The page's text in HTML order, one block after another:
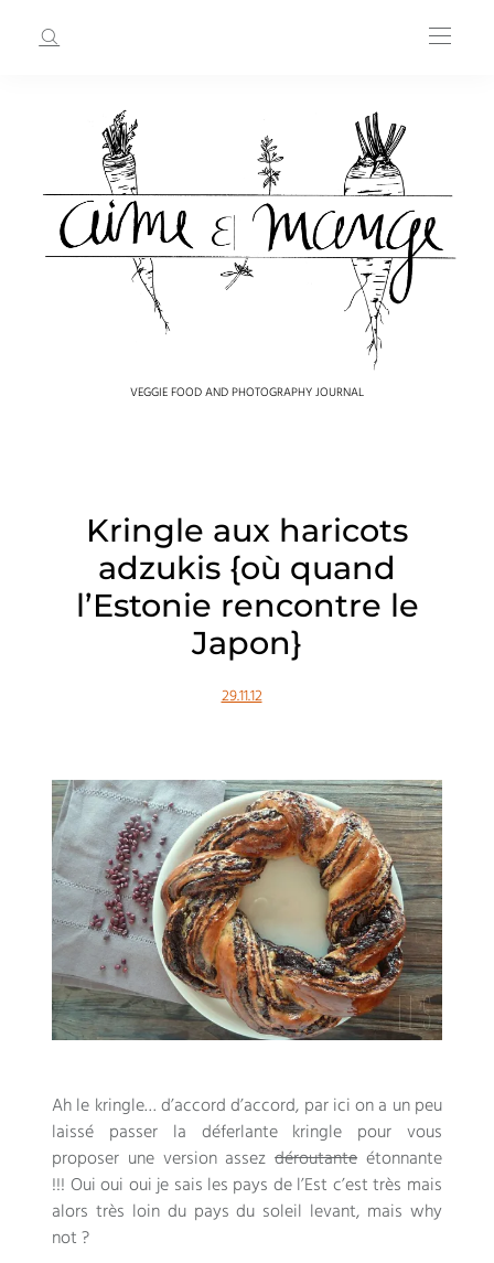
VEGGIE FOOD AND PHOTOGRAPHY JOURNAL
Kringle aux haricots
adzukis {où quand
l’Estonie rencontre le
Japon}
29.11.12
Ah le kringle… d’accord d’accord, par ici on a un peu
laissé passer la déferlante kringle pour vous
proposer une version assezdéroutante étonnante
!!! Oui oui oui je sais les pays de l’Est c’est très mais
alors très loin du pays du soleil levant, mais why
not ?